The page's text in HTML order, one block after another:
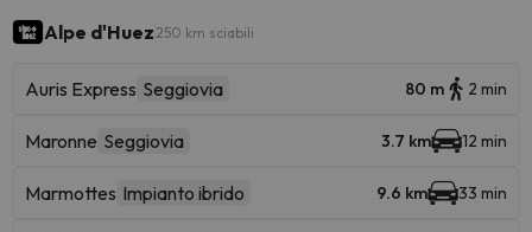
Alpe d'Huez 250 km sciabili
Auris Express Seggiovia 80 m 2 min
Maronne Seggiovia 3.7 km 12 min
Marmottes Impianto ibrido 9.6 km 33 min